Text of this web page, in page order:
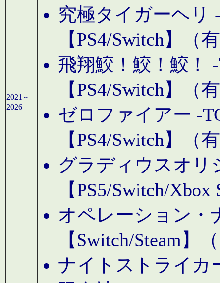
2021～
2026
究極タイガーヘリ
【PS4/Switch】（
飛翔鮫！鮫！鮫！
【PS4/Switch】（
ゼロファイアー -
【PS4/Switch】（
グラディウスオリ
【PS5/Switch/
オペレーション・
【Switch/Steam】
ナイトストライカ